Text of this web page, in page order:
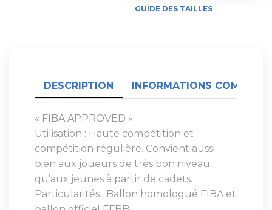
GUIDE DES TAILLES
DESCRIPTION INFORMATIONS
« FIBA APPROVED »
Utilisation : Haute compétition et
compétition régulière. Convient aussi
bien aux joueurs de très bon niveau
qu’aux jeunes à partir de cadets.
Particularités : Ballon homologué FIBA et